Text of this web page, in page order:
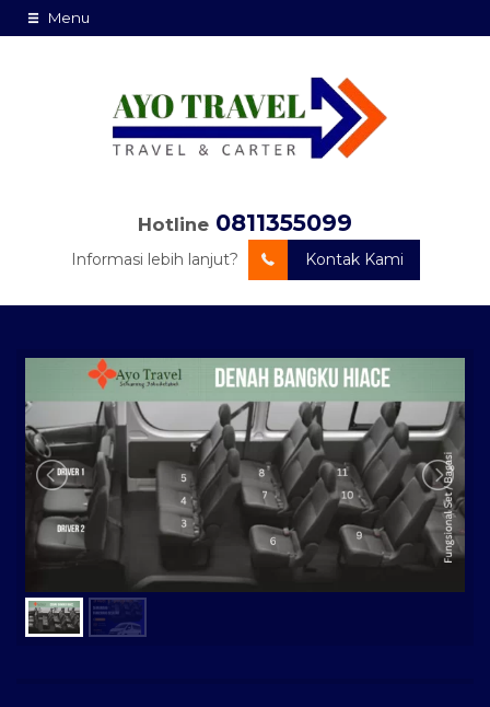
Menu
Hotline 0811355099
Informasi lebih lanjut? Kontak Kami